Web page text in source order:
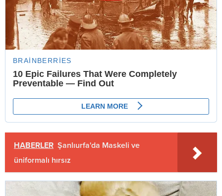
HABERLER Şanlıurfa'da Maskeli ve
üniformalı hırsız